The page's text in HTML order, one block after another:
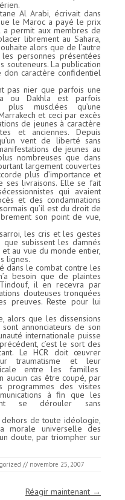
Al Arabi, écrivait dans
le Maroc a payé le prix
a permit aux membres de
librement au Sahara,
alors que de l’autre
personnes présentées
souteneurs. La publication
caractère confidentiel
pas nier que parfois une
ou Dakhla est parfois
musclées qu’une
et ceci par excès
de jeunes à caractère
et anciennes. Depuis
vent de liberté sans
de jeunes au
nombreuses que dans
largement couvertes
plus d’importance et
ses livraisons. Elle se fait
qui avaient
et des condamnations
qu’il est du droit de
son point de vue,
les cris et les gestes
subissent les damnés
au vue du monde entier,
lignes.
dans le combat contre les
besoin que de plaintes
il en recevra par
douteuses tronquées
preuves. Reste pour lui
alors que les dissensions
annonciateurs de son
internationale puisse
c’est le sort des
Le HCR doit œuvrer
traumatisme et leur
entre les familles
aucun cas être coupé, par
programmes des visites
à fin que les
se dérouler sans
de toute idéologie,
morale universelle des
doute, par triompher sur
// novembre 25, 2007
Réagir maintenant →